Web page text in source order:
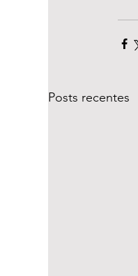
Posts recentes